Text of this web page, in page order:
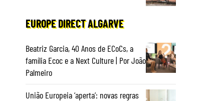
EUROPE DIRECT ALGARVE
Beatriz Garcia, 40 Anos de ECoCs, a
família Ecoc e a Next Culture | Por João
Palmeiro
União Europeia ‘aperta’: novas regras